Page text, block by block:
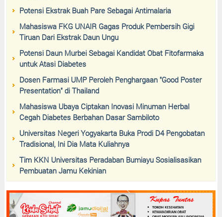
Potensi Ekstrak Buah Pare Sebagai Antimalaria
Mahasiswa FKG UNAIR Gagas Produk Pembersih Gigi
Tiruan Dari Ekstrak Daun Ungu
Potensi Daun Murbei Sebagai Kandidat Obat Fitofarmaka
untuk Atasi Diabetes
Dosen Farmasi UMP Peroleh Penghargaan "Good Poster
Presentation" di Thailand
Mahasiswa Ubaya Ciptakan Inovasi Minuman Herbal
Cegah Diabetes Berbahan Dasar Sambiloto
Universitas Negeri Yogyakarta Buka Prodi D4 Pengobatan
Tradisional, Ini Dia Mata Kuliahnya
Tim KKN Universitas Peradaban Bumiayu Sosialisasikan
Pembuatan Jamu Kekinian